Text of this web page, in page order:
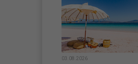
03.08.2026